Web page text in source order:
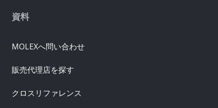
資料
MOLEXへ問い合わせ
販売代理店を探す
クロスリファレンス